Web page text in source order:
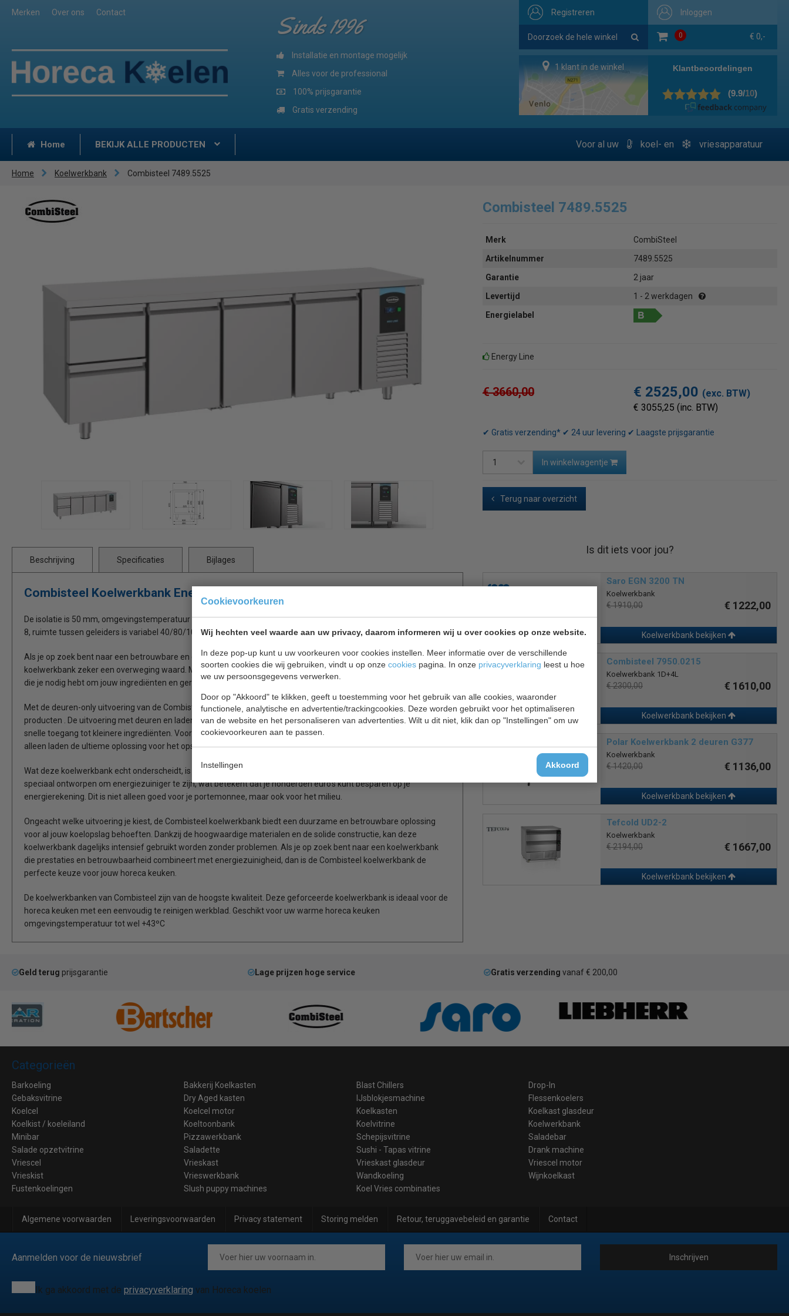
Cookievoorkeuren
Wij hechten veel waarde aan uw privacy, daarom informeren wij u over cookies op onze website.
In deze pop-up kunt u uw voorkeuren voor cookies instellen. Meer informatie over de verschillende
soorten cookies die wij gebruiken, vindt u op onze cookies pagina. In onze privacyverklaring leest u hoe
we uw persoonsgegevens verwerken.
Door op "Akkoord" te klikken, geeft u toestemming voor het gebruik van alle cookies, waaronder
functionele, analytische en advertentie/trackingcookies. Deze worden gebruikt voor het optimaliseren
van de website en het personaliseren van advertenties. Wilt u dit niet, klik dan op "Instellingen" om uw
cookievoorkeuren aan te passen.
Instellingen Akkoord
Merken Over ons Contact Inloggen
0 € 0,-
Registreren
Sinds 1996
Installatie en montage mogelijk
Alles voor de professional
100% prijsgarantie
Gratis verzending
1 klant in de winkel
Home BEKIJK ALLE PRODUCTEN Voor al uw koel- en vriesapparatuur
Home Koelwerkbank Combisteel 7489.5525
Combisteel 7489.5525
Merk
CombiSteel
Artikelnummer
7489.5525
Garantie
2 jaar
Levertijd
1 - 2 werkdagen
Energielabel
Energy Line
€ 3660,00 € 2525,00 (exc. BTW)
€ 3055,25 (inc. BTW)
✔ Gratis verzending* ✔ 24 uur levering ✔ Laagste prijsgarantie
In winkelwagentje
Terug naar overzicht
Beschrijving Specificaties Bijlages
Combisteel Koelwerkbank Energy Line Geforceerd
De isolatie is 50 mm, omgevingstemperatuur +43ºC, inclusief 1 rooster 1 GN geleiders per deur, aantal geleidersets
8, ruimte tussen geleiders is variabel 40/80/10 mm, automatische ontdooiing, deuren en laden zijn niet zelfsluitend,
Als je op zoek bent naar een betrouwbare en efficiënte koelwerkbank voor je horeca keuken, dan is de Combisteel
koelwerkbank zeker een overweging waard. Met verschillende opbergopties biedt deze koelwerkbank de flexibiliteit
die je nodig hebt om jouw ingrediënten en gerechten gekoeld en vers te houden.
Met de deuren-only uitvoering van de Combisteel koelwerkbank, heb je gemakkelijk toegang tot al je opgeslagen
producten . De uitvoering met deuren en laden biedt de perfecte combinatie van ruimte voor grotere items en een
snelle toegang tot kleinere ingrediënten. Voor degenen die de voorkeur geven aan laden, biedt de uitvoering met
alleen laden de ultieme oplossing voor het opslaan van een breed scala aan ingrediënten.
Wat deze koelwerkbank echt onderscheidt, is de Energy Line-productlijn van Combisteel. Deze producten zijn
speciaal ontworpen om energiezuiniger te zijn, wat betekent dat je honderden euro's kunt besparen op je
energierekening. Dit is niet alleen goed voor je portemonnee, maar ook voor het milieu.
Ongeacht welke uitvoering je kiest, de Combisteel koelwerkbank biedt een duurzame en betrouwbare oplossing
voor al jouw koelopslag behoeften. Dankzij de hoogwaardige materialen en de solide constructie, kan deze
koelwerkbank dagelijks intensief gebruikt worden zonder problemen. Als je op zoek bent naar een koelwerkbank
die prestaties en betrouwbaarheid combineert met energiezuinigheid, dan is de Combisteel koelwerkbank de
perfecte keuze voor jouw horeca keuken.
De koelwerkbanken van Combisteel zijn van de hoogste kwaliteit. Deze geforceerde koelwerkbank is ideaal voor de
horeca keuken met een eenvoudig te reinigen werkblad. Geschikt voor uw warme horeca keuken
omgevingstemperatuur tot wel +43ºC
Is dit iets voor jou?
Saro EGN 3200 TN
Koelwerkbank
€ 1910,00 € 1222,00
Koelwerkbank bekijken
Combisteel 7950.0215
Koelwerkbank 1D+4L
€ 2300,00 € 1610,00
Koelwerkbank bekijken
Polar Koelwerkbank 2 deuren G377
Koelwerkbank
€ 1420,00 € 1136,00
Koelwerkbank bekijken
Tefcold UD2-2
Koelwerkbank
€ 2194,00 € 1667,00
Koelwerkbank bekijken
Geld terug prijsgarantie Lage prijzen hoge service Gratis verzending vanaf € 200,00
Categorieën
Barkoeling Bakkerij Koelkasten Blast Chillers
Drop-In
Gebaksvitrine
Dry Aged kasten IJsblokjesmachine
Flessenkoelers
Koelcel
Koelcel motor Koelkasten
Koelkast glasdeur
Koelkist / koeleiland
Koeltoonbank Koelvitrine
Koelwerkbank
Minibar
Pizzawerkbank Schepijsvitrine
Saladebar
Salade opzetvitrine
Saladette Sushi - Tapas vitrine
Drank machine
Vriescel
Vrieskast Vrieskast glasdeur
Vriescel motor
Vrieskist
Vrieswerkbank Wandkoeling
Wijnkoelkast
Fustenkoelingen
Slush puppy machines Koel Vries combinaties
Algemene voorwaarden Leveringsvoorwaarden Privacy statement Storing melden Retour, teruggavebeleid en garantie Contact
Aanmelden voor de nieuwsbrief Inschrijven
Ik ga akkoord met de privacyverklaring van Horeca koelen